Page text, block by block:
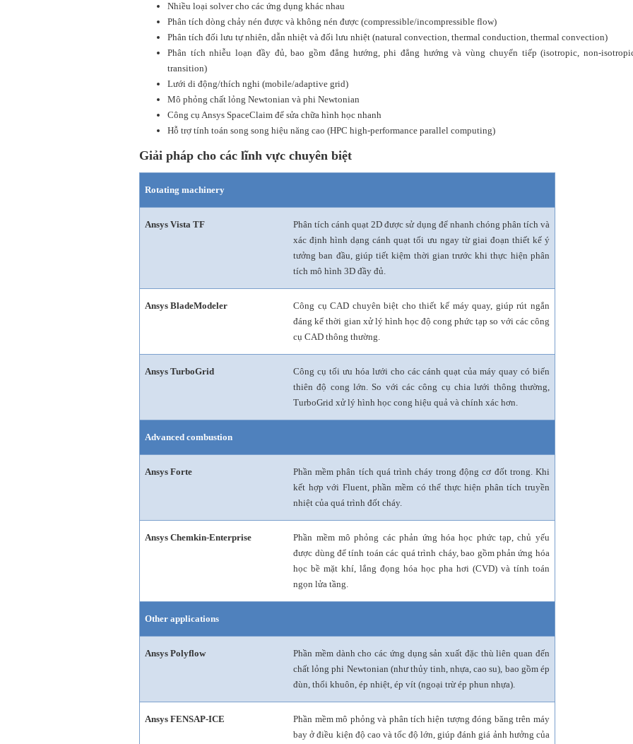
Nhiều loại solver cho các ứng dụng khác nhau
Phân tích dòng chảy nén được và không nén được (compressible/incompressible flow)
Phân tích đối lưu tự nhiên, dẫn nhiệt và đối lưu nhiệt (natural convection, thermal conduction, thermal convection)
Phân tích nhiễu loạn đầy đủ, bao gồm đẳng hướng, phi đẳng hướng và vùng chuyển tiếp (isotropic, non-
transition)
Lưới di động/thích nghi (mobile/adaptive grid)
Mô phỏng chất lỏng Newtonian và phi Newtonian
Công cụ Ansys SpaceClaim để sửa chữa hình học nhanh
Hỗ trợ tính toán song song hiệu năng cao (HPC high-performance parallel computing)
Giải pháp cho các lĩnh vực chuyên biệt
Rotating machinery
Ansys Vista TF
Phân tích cánh quạt 2D được sử dụng để nhanh chóng phân tích và
xác định hình dạng cánh quạt tối ưu ngay từ giai đoạn thiết kế ý
tưởng ban đầu, giúp tiết kiệm thời gian trước khi thực hiện phân
tích mô hình 3D đầy đủ.
Ansys BladeModeler
Công cụ CAD chuyên biệt cho thiết kế máy quay, giúp rút ngắn
đáng kể thời gian xử lý hình học độ cong phức tạp so với các công
cụ CAD thông thường.
Ansys TurboGrid
Công cụ tối ưu hóa lưới cho các cánh quạt của máy quay có biến
thiên độ cong lớn. So với các công cụ chia lưới thông thường,
TurboGrid xử lý hình học cong hiệu quả và chính xác hơn.
Advanced combustion
Ansys Forte
Phần mềm phân tích quá trình cháy trong động cơ đốt trong. Khi
kết hợp với Fluent, phần mềm có thể thực hiện phân tích truyền
nhiệt của quá trình đốt cháy.
Ansys Chemkin-Enterprise
Phần mềm mô phỏng các phản ứng hóa học phức tạp, chủ yếu
được dùng để tính toán các quá trình cháy, bao gồm phản ứng hóa
học bề mặt khí, lắng đọng hóa học pha hơi (CVD) và tính toán
ngọn lửa tầng.
Other applications
Ansys Polyflow
Phần mềm dành cho các ứng dụng sản xuất đặc thù liên quan đến
chất lỏng phi Newtonian (như thủy tinh, nhựa, cao su), bao gồm ép
đùn, thổi khuôn, ép nhiệt, ép vít (ngoại trừ ép phun nhựa).
Ansys FENSAP-ICE
Phần mềm mô phỏng và phân tích hiện tượng đóng băng trên máy
bay ở điều kiện độ cao và tốc độ lớn, giúp đánh giá ảnh hưởng của